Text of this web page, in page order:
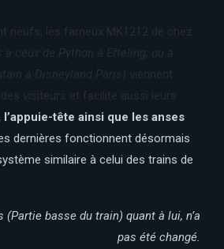
neufs, les fameux MK1212 de chez
a ceux de Python à Efteling, ou a
à Disneyland Paris ) viennent
visiteurs et facilite aussi leurs
l’appuie-tête ainsi que les anses
dernières fonctionnent désormais
similaire à celui des trains de
(Partie basse du train) quant à lui, n’a
pas été changé.